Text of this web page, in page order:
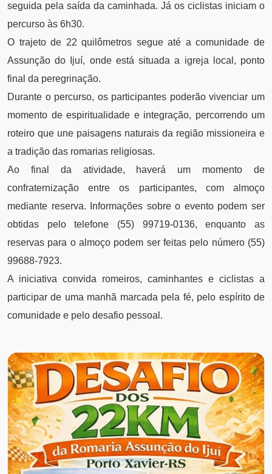
seguida pela saída da caminhada. Já os ciclistas iniciam o
percurso às 6h30.
O trajeto de 22 quilômetros segue até a comunidade de
Assunção do Ijuí, onde está situada a igreja local, ponto
final da peregrinação.
Durante o percurso, os participantes poderão vivenciar um
momento de espiritualidade e integração, percorrendo um
roteiro que une paisagens naturais da região missioneira e
a tradição das romarias religiosas.
Ao final da atividade, haverá um momento de
confraternização entre os participantes, com almoço
mediante reserva. Informações sobre o evento podem ser
obtidas pelo telefone (55) 99719-0136, enquanto as
reservas para o almoço podem ser feitas pelo número (55)
99688-7923.
A iniciativa convida romeiros, caminhantes e ciclistas a
participar de uma manhã marcada pela fé, pelo espírito de
comunidade e pelo desafio pessoal.